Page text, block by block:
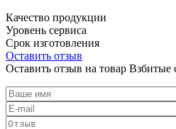
Качество продукции
Уровень сервиса
Срок изготовления
Оставить отзыв
Оставить отзыв на товар Взбитые